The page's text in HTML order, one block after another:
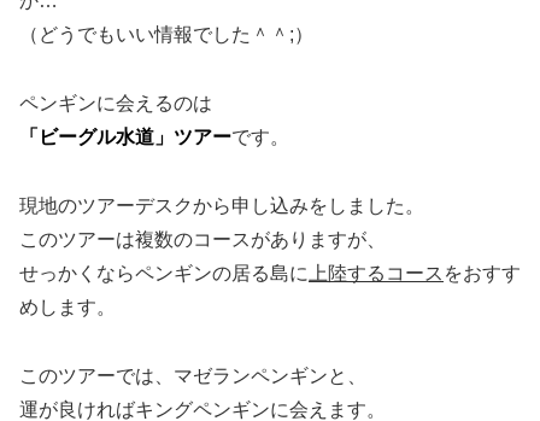
（どうでもいい情報でした＾＾;）
ペンギンに会えるのは
「ビーグル水道」ツアーです。
現地のツアーデスクから申し込みをしました。
このツアーは複数のコースがありますが、
せっかくならペンギンの居る島に 上陸するコース をおすす
めします。
このツアーでは、マゼランペンギンと、
運が良ければキングペンギンに会えます。